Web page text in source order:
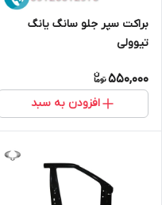
براکت سپر جلو سانگ یانگ
تیوولی
550,000
افزودن به سبد